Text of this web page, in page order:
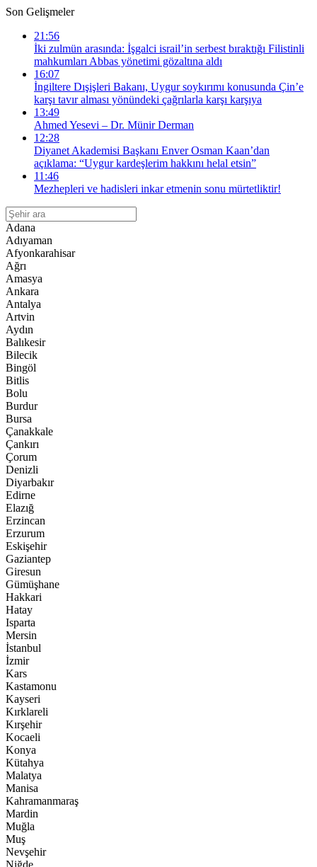
Son Gelişmeler
21:56
İki zulmün arasında: İşgalci israil’in serbest bıraktığı Filistinli
mahkumları Abbas yönetimi gözaltına aldı
16:07
İngiltere Dışişleri Bakanı, Uygur soykırımı konusunda Çin’e
karşı tavır alması yönündeki çağrılarla karşı karşıya
13:49
Ahmed Yesevi – Dr. Münir Derman
12:28
Diyanet Akademisi Başkanı Enver Osman Kaan’dan
açıklama: “Uygur kardeşlerim hakkını helal etsin”
11:46
Mezhepleri ve hadisleri inkar etmenin sonu mürtetliktir!
Adana
Adıyaman
Afyonkarahisar
Ağrı
Amasya
Ankara
Antalya
Artvin
Aydın
Balıkesir
Bilecik
Bingöl
Bitlis
Bolu
Burdur
Bursa
Çanakkale
Çankırı
Çorum
Denizli
Diyarbakır
Edirne
Elazığ
Erzincan
Erzurum
Eskişehir
Gaziantep
Giresun
Gümüşhane
Hakkari
Hatay
Isparta
Mersin
İstanbul
İzmir
Kars
Kastamonu
Kayseri
Kırklareli
Kırşehir
Kocaeli
Konya
Kütahya
Malatya
Manisa
Kahramanmaraş
Mardin
Muğla
Muş
Nevşehir
Niğde